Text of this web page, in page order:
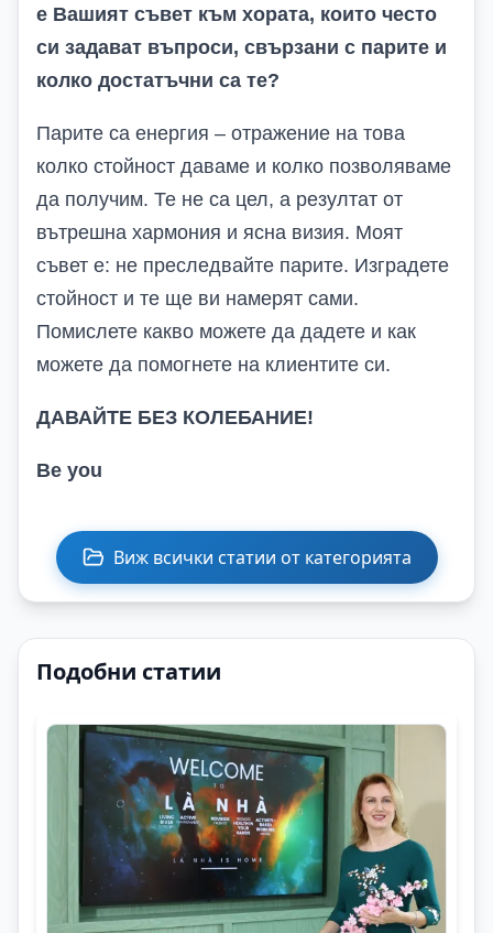
е Вашият съвет към хората, които често
си задават въпроси, свързани с парите и
колко достатъчни са те?
Парите са енергия – отражение на това
колко стойност даваме и колко позволяваме
да получим. Те не са цел, а резултат от
вътрешна хармония и ясна визия. Моят
съвет е: не преследвайте парите. Изградете
стойност и те ще ви намерят сами.
Помислете какво можете да дадете и как
можете да помогнете на клиентите си.
ДАВАЙТЕ БЕЗ КОЛЕБАНИЕ!
Be you
Виж всички статии от категорията
Подобни статии